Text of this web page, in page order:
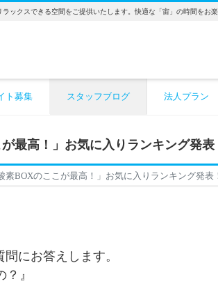
ックスできる空間をご提供いたします。快適な「宙」の時間をお楽
ト募集 スタッフブログ 法人プラン
最高！」お気に入りランキング発表
素BOXのここが最高！」お気に入りランキング発表
にお答えします。
』